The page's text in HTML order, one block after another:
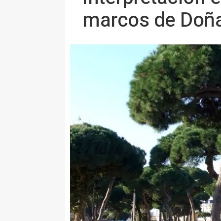
marcos de